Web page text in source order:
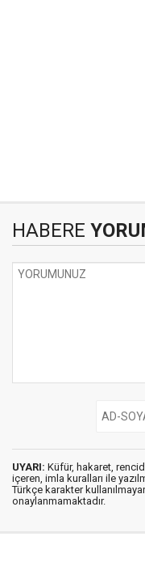
HABERE
UYARI: Küfür, hakaret,
içeren, imla kuralları ile
Türkçe karakter
onaylanmamaktadır.